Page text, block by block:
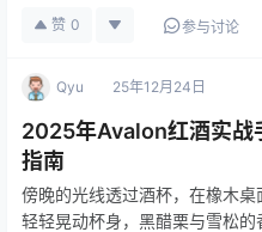
大众Avalon到底是丰田还是大
赞 0 参与讨论
Qyu 25年12月24日
2025年Avalon红酒实战
指南
傍晚的光线透过酒杯，在橡木
轻轻晃动杯身，黑醋栗与雪松